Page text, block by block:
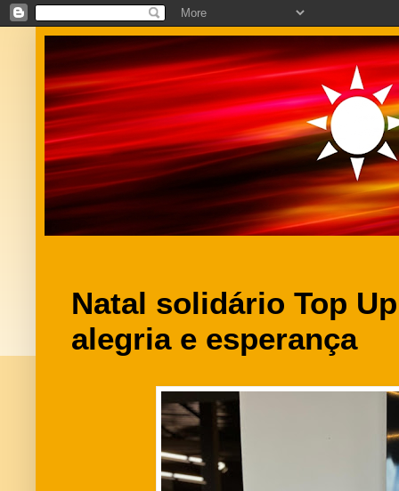
Natal solidário Top
alegria e esperança